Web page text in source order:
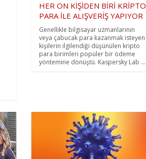
HER ON KİŞİDEN BİRİ KRİPTO
PARA İLE ALIŞVERİŞ YAPIYOR
Genellikle bilgisayar uzmanlarının
veya çabucak para kazanmak isteyen
kişilerin ilgilendiği düşünülen kripto
para birimleri popüler bir ödeme
yöntemine dönüştü. Kaspersky Lab ...